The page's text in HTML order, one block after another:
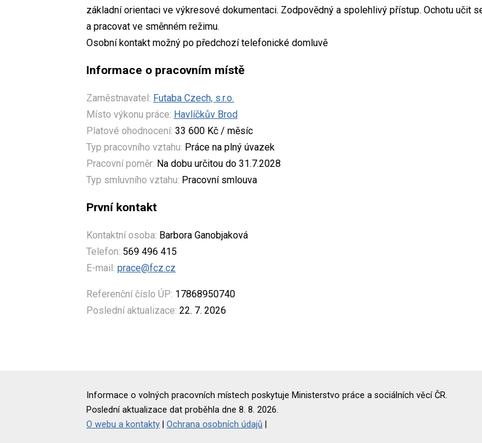
základní orientaci ve výkresové dokumentaci. Zodpovědný a spolehlivý přístup. Ochotu učit
a pracovat ve směnném režimu.
Osobní kontakt možný po předchozí telefonické domluvě
Informace o pracovním místě
Zaměstnavatel: Futaba Czech, s.r.o.
Místo výkonu práce: Havlíčkův Brod
Platové ohodnocení: 33 600 Kč / měsíc
Typ pracovního vztahu: Práce na plný úvazek
Pracovní poměr: Na dobu určitou do 31.7.2028
Typ smluvního vztahu: Pracovní smlouva
První kontakt
Kontaktní osoba: Barbora Ganobjaková
Telefon: 569 496 415
E-mail: prace@fcz.cz
Referenční číslo ÚP: 17868950740
Poslední aktualizace: 22. 7. 2026
Informace o volných pracovních místech poskytuje Ministerstvo práce a sociálních věcí ČR.
Poslední aktualizace dat proběhla dne 8. 8. 2026.
O webu a kontakty
Ochrana osobních údajů